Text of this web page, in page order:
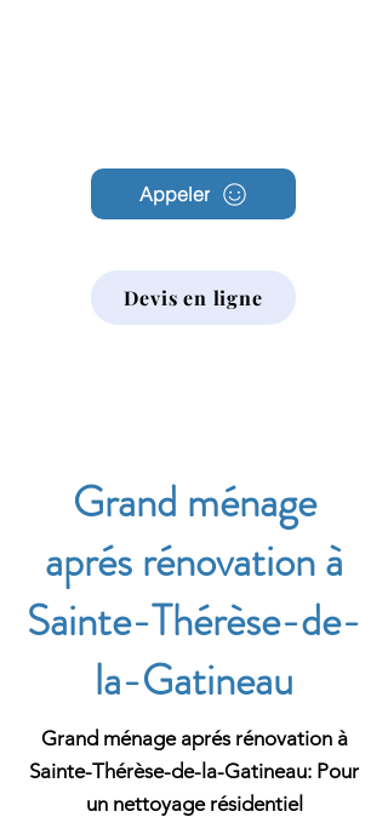
Appeler
Devis en ligne
Grand ménage
aprés rénovation à
Sainte-Thérèse-de-
la-Gatineau
Grand ménage aprés rénovation à
Sainte-Thérèse-de-la-Gatineau: Pour
un nettoyage résidentiel